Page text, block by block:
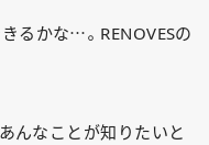
るかな…。RENOVESの
んなことが知りたいと